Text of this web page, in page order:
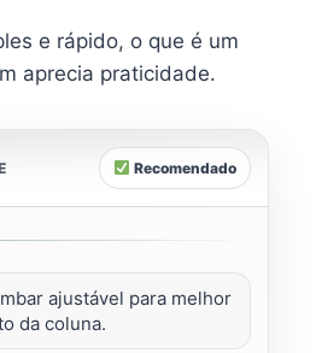
e rápido, o que é um
aprecia praticidade.
Recomendado
ajustável para melhor
da coluna.